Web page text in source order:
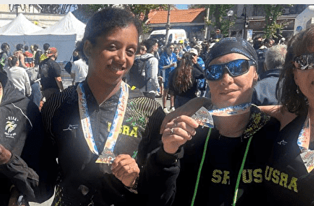
Exporter les lignes sélectionnées
Exporter toutes les colonnes
Exporter uniquement les colonnes affichées
Menu
<
>
Adhésion 2026-2027
L'actu de l'USRA
Les entraînements
Adhésion 2025 2026
Adhésion 2026- 2027
Comité directeur / Nous contacter
Adhésion 2025 2026